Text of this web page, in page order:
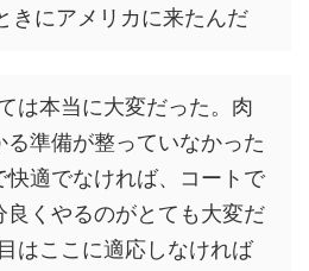
きにアメリカに来たんだ
は本当に大変だった。肉
準備が整っていなかった
快適でなければ、コートで
良くやるのがとても大変だ
はここに適応しなければ